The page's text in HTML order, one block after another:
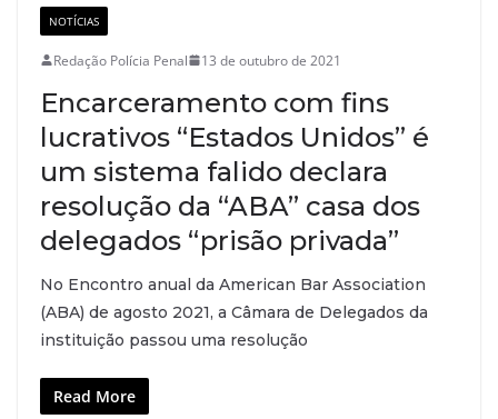
NOTÍCIAS
Redação Polícia Penal 13 de outubro de 2021
Encarceramento com fins
lucrativos “Estados Unidos” é
um sistema falido declara
resolução da “ABA” casa dos
delegados “prisão privada”
No Encontro anual da American Bar Association
(ABA) de agosto 2021, a Câmara de Delegados da
instituição passou uma resolução
Read More